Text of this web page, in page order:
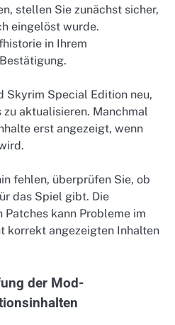
stellen Sie zunächst sicher,
eingelöst wurde.
in Ihrem
Skyrim Special Edition neu,
aktualisieren. Manchmal
erst angezeigt, wenn
fehlen, überprüfen Sie, ob
das Spiel gibt. Die
kann Probleme im
korrekt angezeigten Inhalten
der Mod-